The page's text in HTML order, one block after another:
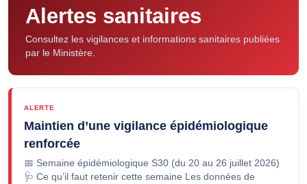
Alertes sanitaires
Consultez les vigilances et informations sanitaires publiées
par le Ministère.
ALERTE
Maintien d’une vigilance épidémiologique
renforcée
📅 Semaine épidémiologique S30 (du 20 au 26 juillet 2026)
🩺 Ce qu’il faut retenir cette semaine Les données de